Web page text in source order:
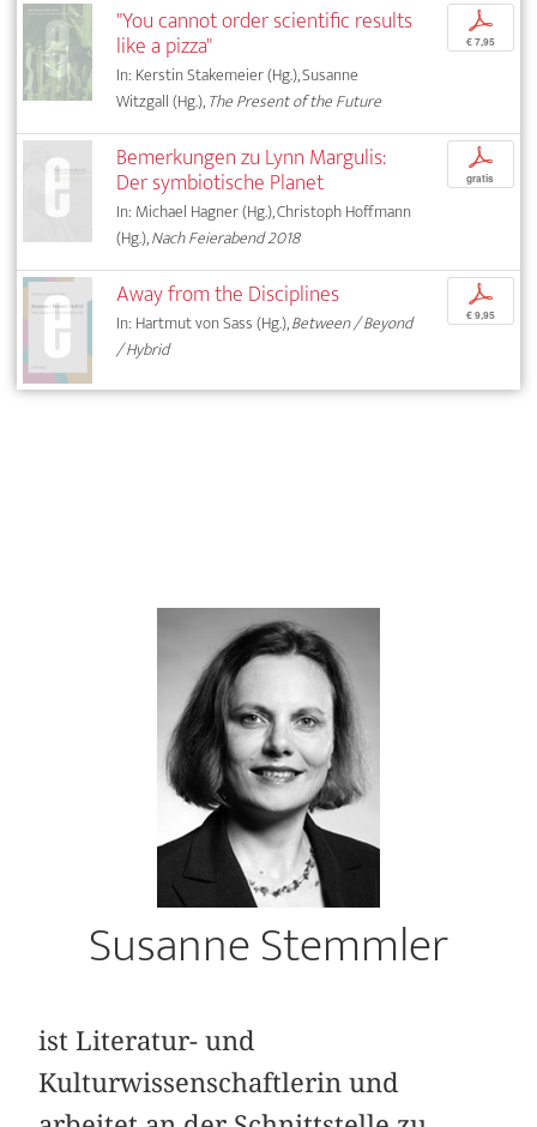
"You cannot order scientific results
like a pizza"
In: Kerstin Stakemeier (Hg.), Susanne
Witzgall (Hg.),The Present of the Future
p
€ 7,95
Bemerkungen zu Lynn Margulis:
Der symbiotische Planet
In: Michael Hagner (Hg.), Christoph Hoffmann
(Hg.),Nach Feierabend 2018
p
gratis
Away from the Disciplines
In: Hartmut von Sass (Hg.),Between / Beyond
/ Hybrid
p
€ 9,95
Susanne Stemmler
ist Literatur- und
Kulturwissenschaftlerin und